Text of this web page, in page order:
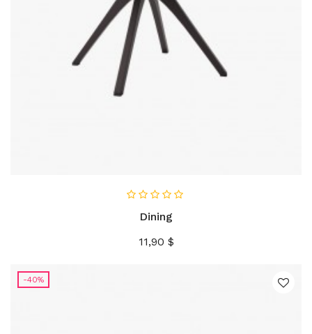
Dining
Precio
11,90 $
-40%